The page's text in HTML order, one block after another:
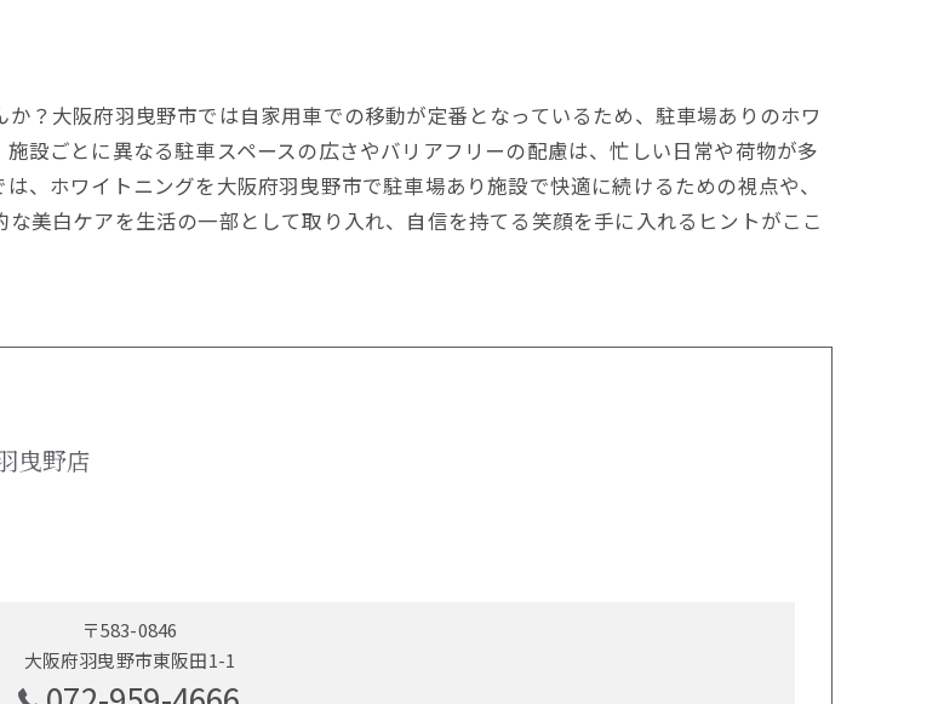
？大阪府羽曳野市では自家用車での移動が定番となっているため、駐車場ありのホワ
設ごとに異なる駐車スペースの広さやバリアフリーの配慮は、忙しい日常や荷物が多
、ホワイトニングを大阪府羽曳野市で駐車場あり施設で快適に続けるための視点や、
美白ケアを生活の一部として取り入れ、自信を持てる笑顔を手に入れるヒントがここ
曳野店
〒583-0846
大阪府羽曳野市東阪田1-1